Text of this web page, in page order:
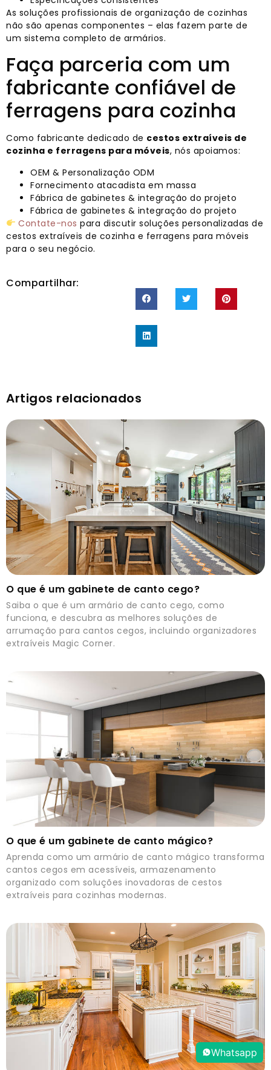
As soluções profissionais de organização de cozinhas
não são apenas componentes – elas fazem parte de
um sistema completo de armários.
Faça parceria com um
fabricante confiável de
ferragens para cozinha
Como fabricante dedicado de cestos extraíveis de
cozinha e ferragens para móveis, nós apoiamos:
OEM & Personalização ODM
Fornecimento atacadista em massa
Fábrica de gabinetes & integração do projeto
Fábrica de gabinetes & integração do projeto
Contate-nos para discutir soluções personalizadas de
cestos extraíveis de cozinha e ferragens para móveis
para o seu negócio.
Compartilhar:
Artigos relacionados
O que é um gabinete de canto cego?
Saiba o que é um armário de canto cego, como
funciona, e descubra as melhores soluções de
arrumação para cantos cegos, incluindo organizadores
extraíveis Magic Corner.
O que é um gabinete de canto mágico?
Aprenda como um armário de canto mágico transforma
cantos cegos em acessíveis, armazenamento
organizado com soluções inovadoras de cestos
extraíveis para cozinhas modernas.
Whatsapp